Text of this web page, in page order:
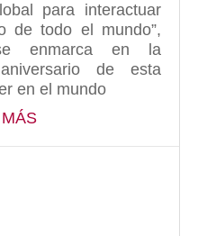
para interactuar
de todo el mundo”,
enmarca en la
de esta
en el mundo
ABOUT GÓMEZ